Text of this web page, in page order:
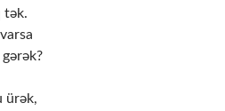
tək.
ürək,